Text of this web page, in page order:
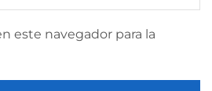
este navegador para la